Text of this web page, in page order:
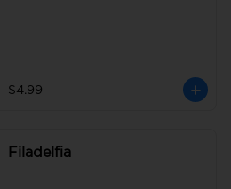
$4.99
Filadelfia